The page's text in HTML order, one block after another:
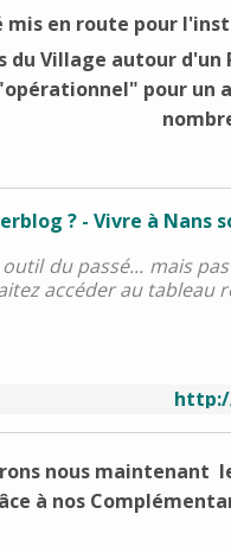
en route pour
du Village autour
pour un
du passé... mais
accéder au
nous maintenant
à nos